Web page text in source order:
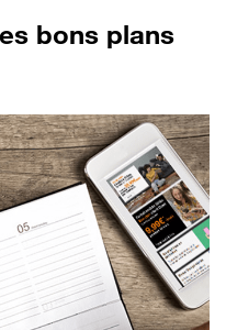
bons plans